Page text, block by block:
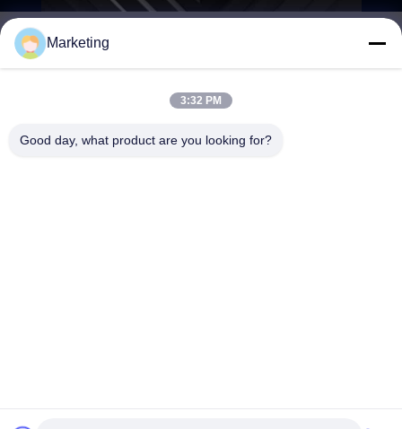
marketing@hwashi.com
Marketing
3:32 PM
Good day, what product are you looking for?